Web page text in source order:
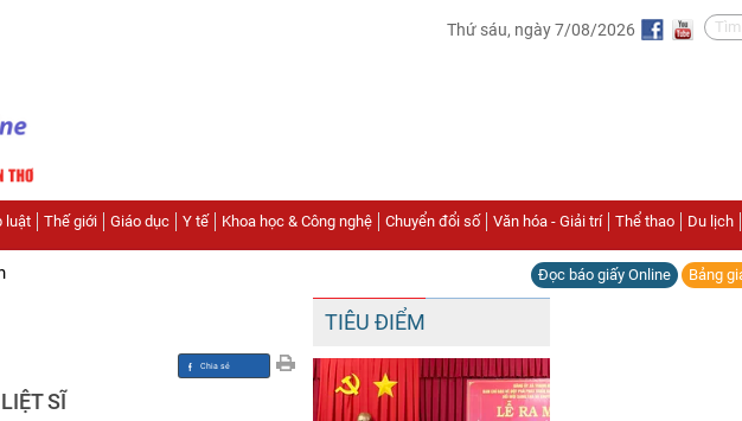
Thứ sáu, ngày 7/08/2026
luật Thế giới Giáo dục Y tế Khoa học & Công nghệ Chuyển đổi số Văn hóa - Giải trí Thể thao Du lịch
Đọc báo giấy Online Bảng
SĨ
TIÊU ĐIỂM